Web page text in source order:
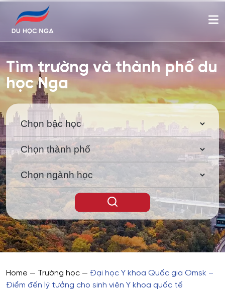
Tìm trường và thành phố du
học Nga
Home — Trường học — Đại học Y khoa Quốc gia Omsk –
Điểm đến lý tưởng cho sinh viên Y khoa quốc tế